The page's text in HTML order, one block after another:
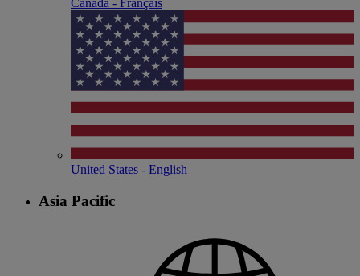
Canada - Français
United States - English
Asia Pacific